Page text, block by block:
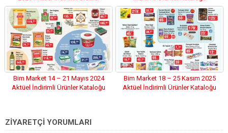
Kataloğu
Bim Market 14 – 21 Mayıs 2024
Aktüel İndirimli Ürünler Kataloğu
Bim Market 18 – 25 Kasım 2025
Aktüel İndirimli Ürünler Kataloğu
ZİYARETÇİ YORUMLARI